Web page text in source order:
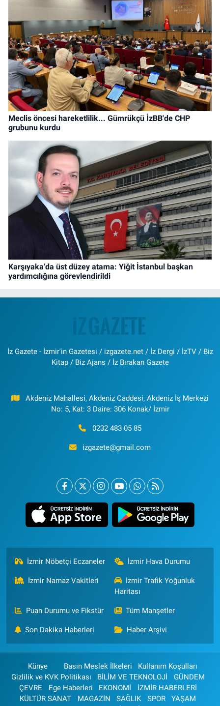
Meclis öncesi hareketlilik... Gümrükçü İzBB'de CHP
grubunu kurdu
Karşıyaka’da üst düzey atama: Yiğit İstanbul başkan
yardımcılığına görevlendirildi
İz Gazete - İzmir'in Gazetesi / izgazete.net / İz Dergi / İzTV / Biz
Kitap / Biz Ajans / İz Bırakan Gazete
Akdeniz Mahallesi, Akdeniz Caddesi, Akdeniz İş Merkezi
No: 5, Kat: 3 Daire: 306 Konak/ İzmir
0232 483 05 85
izgazete@gmail.com
İzmir Nöbetçi Eczaneler İzmir Hava Durumu
İzmir Namaz Vakitleri
İzmir Trafik Yoğunluk
Haritası
Puan Durumu ve Fikstür Tüm Manşetler
Son Dakika Haberleri Haber Arşivi
Künye Basın Meslek İlkeleri
Kullanım Koşulları
Gizlilik ve KVK Politikası
BİLİM VE TEKNOLOJİ
GÜNDEM
ÇEVRE
Ege Haberleri EKONOMİ
İZMİR HABERLERİ
KÜLTÜR SANAT
MAGAZİN SAĞLIK SPOR
YAŞAM